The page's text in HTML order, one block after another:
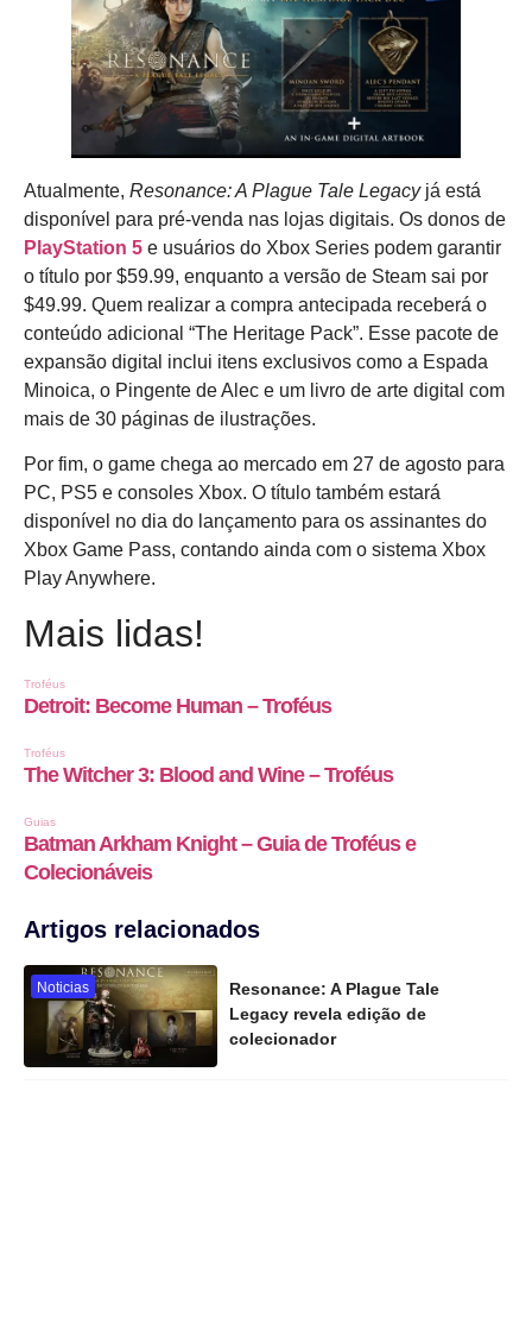
Atualmente, Resonance: A Plague Tale Legacyjá está
disponível para pré-venda nas lojas digitais. Os donos de
PlayStation 5 e usuários do Xbox Series podem garantir
o título por $59.99, enquanto a versão de Steam sai por
$49.99. Quem realizar a compra antecipada receberá o
conteúdo adicional “The Heritage Pack”. Esse pacote de
expansão digital inclui itens exclusivos como a Espada
Minoica, o Pingente de Alec e um livro de arte digital com
mais de 30 páginas de ilustrações.
Por fim, o game chega ao mercado em 27 de agosto para
PC, PS5 e consoles Xbox. O título também estará
disponível no dia do lançamento para os assinantes do
Xbox Game Pass, contando ainda com o sistema Xbox
Play Anywhere.
Mais lidas!
Artigos relacionados
Noticias
Resonance: A Plague Tale
Legacy revela edição de
colecionador